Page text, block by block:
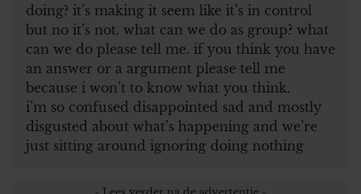
doing? it’s making it seem like it’s in control
but no it’s not. what can we do as group? what
can we do please tell me. if you think you have
an answer or a argument please tell me
because i won’t to know what you think.
i’m so confused disappointed sad and mostly
disgusted about what’s happening and we’re
just sitting around ignoring doing nothing